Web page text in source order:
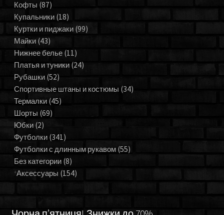
Кофты (87)
Купальники (18)
Куртки и пиджаки (99)
Майки (43)
Нижнее белье (11)
Платья и туники (24)
Рубашки (52)
Спортивные штаны и костюмы (34)
Термалки (45)
Шорты (69)
Юбки (2)
Футболки (341)
Футболки с длинным рукавом (55)
Без категории (8)
Аксессуары (154)